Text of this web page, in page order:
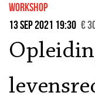
workshop
13 sep 2021 19:30 €